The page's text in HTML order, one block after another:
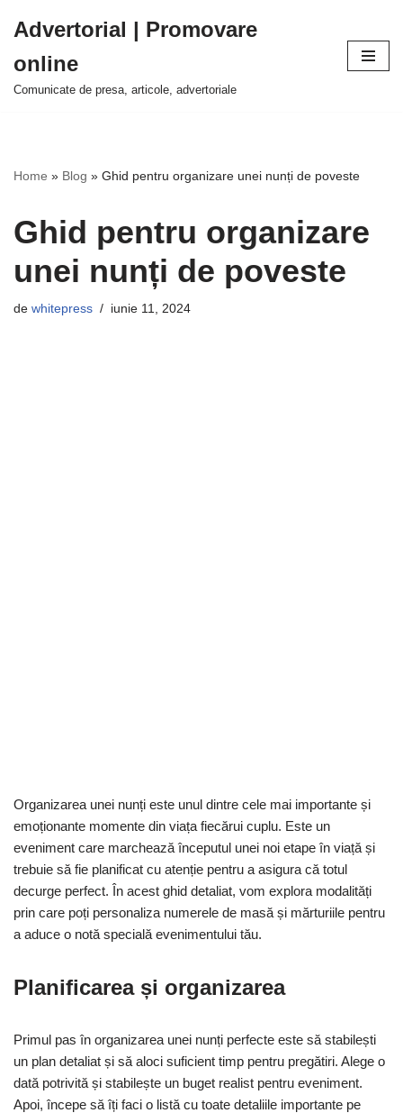
la
conținut
Advertorial | Promovare
online
Comunicate de presa, articole, advertoriale
Home » Blog » Ghid pentru organizare unei nunți de poveste
Ghid pentru organizare
unei nunți de poveste
de whitepress iunie 11, 2024
Organizarea unei nunți este unul dintre cele mai importante și
emoționante momente din viața fiecărui cuplu. Este un
eveniment care marchează începutul unei noi etape în viață și
trebuie să fie planificat cu atenție pentru a asigura că totul
decurge perfect. În acest ghid detaliat, vom explora modalități
prin care poți personaliza numerele de masă și mărturiile pentru
a aduce o notă specială evenimentului tău.
Planificarea și organizarea
Primul pas în organizarea unei nunți perfecte este să stabilești
un plan detaliat și să aloci suficient timp pentru pregătiri. Alege o
dată potrivită și stabilește un buget realist pentru eveniment.
Apoi, începe să îți faci o listă cu toate detaliile importante pe